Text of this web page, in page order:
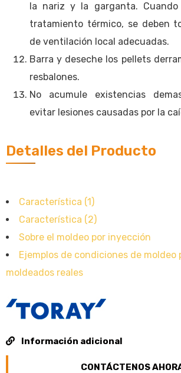
la nariz y la garganta.
tratamiento térmico, se deben
de ventilación local adecuadas.
Barra y deseche los pellets
resbalones.
No acumule existencias
evitar lesiones causadas por la
Detalles del Producto
Característica (1)
Característica (2)
Sobre el moldeo por inyección
Ejemplos de condiciones de moldeo
moldeados reales
Información adicional
CONTÁCTENOS